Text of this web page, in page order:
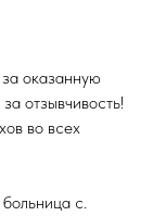
оказанную
отзывчивость!
во всех
с.